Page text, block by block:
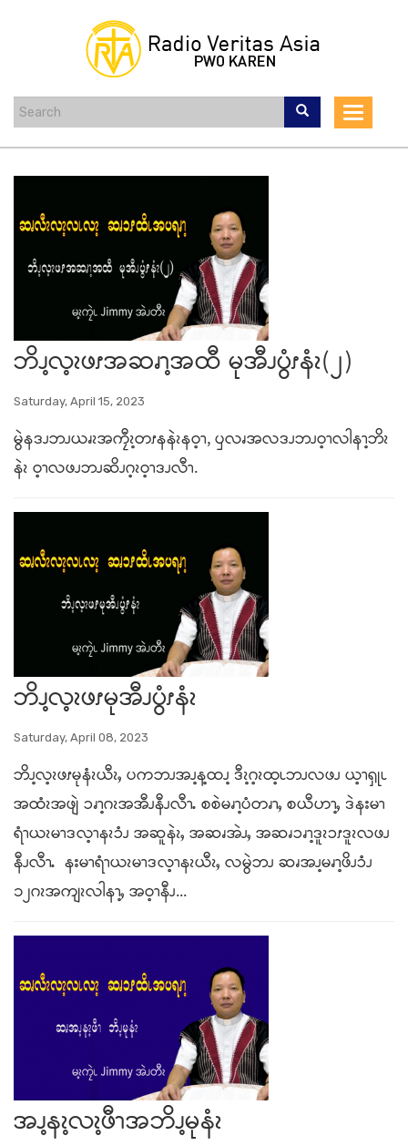
content
Toggle
ဘိၪ့လ့ၩဖၭအဆၧၫ့အထီ မုအီၪပွံၭနံၩ(၂)
Saturday, April 15, 2023
မွဲနဒၪဘၪယၧၩအကၠီၩ့တၭနနဲၩနဝ့ၫ, ၦလၧအလဒၪဘၪဝ့ၫလါနၫ့ဘိၩ
နဲၩ ဝ့ၫလဖၪဘၪဆိၪဂ့ၩဝ့ၫဒၪလီၫ.
ဘိၪ့လ့ၩဖၭမုအီၪပွံၭနံၩ
Saturday, April 08, 2023
ဘိၪ့လ့ၩဖၭမုနံၩယီၩႇ ပကဘၪအၪ့န့ထၪ့ ဒီၩ့ဂ့ၩထ့ၬဘၪလဖၪ ယ့ၫၡုၬ
အထံၩအဖျဲ ၥၧၫ့ဂၩအအီၪနီၪလီၫႉ စစဲမၧၫ့ပံတၧၫႇ စယီဟၫ့ႇ ဒဲနးမၫ
ရံၫယၩမၫဒလ့ၫနၩၥံၪ အဆူနဲၩႇ အဆၧအဲၪႇ အဆၧၥၧၫ့ဒူၩၥၭဒူၩလဖၪ
နီၪလီၫႉ နးမၫရံၫယၩမၫဒလ့ၫနၩယီၩႇ လမွဲဘၪ ဆၧအၪ့မၧၫ့ဖိၪၥံၪ
၁၂ဂၩအကျၩလါနၫ့ႇ အဝ့ၫနီၪ...
အၪ့နၩ့လၩ့ဖီၫအဘိၪ့မုနံၩ